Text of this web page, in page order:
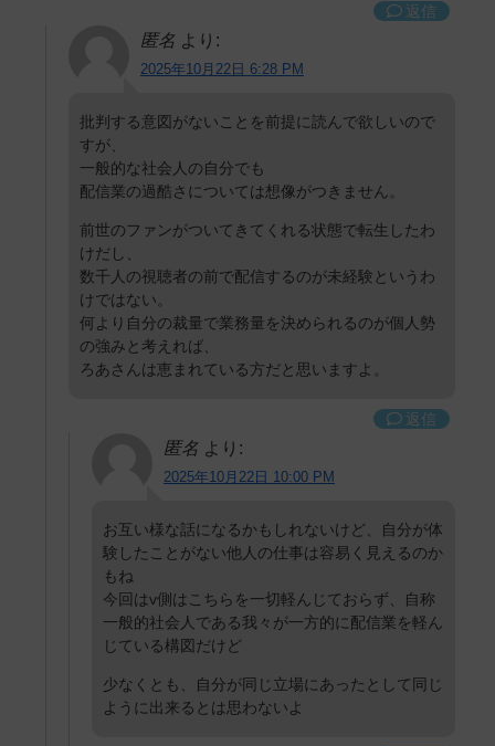
返信
匿名 より:
2025年10月22日 6:28 PM
批判する意図がないことを前提に読んで欲しいので
すが、
一般的な社会人の自分でも
配信業の過酷さについては想像がつきません。
前世のファンがついてきてくれる状態で転生したわ
けだし、
数千人の視聴者の前で配信するのが未経験というわ
けではない。
何より自分の裁量で業務量を決められるのが個人勢
の強みと考えれば、
ろあさんは恵まれている方だと思いますよ。
返信
匿名 より:
2025年10月22日 10:00 PM
お互い様な話になるかもしれないけど、自分が体
験したことがない他人の仕事は容易く見えるのか
もね
今回はv側はこちらを一切軽んじておらず、自称
一般的社会人である我々が一方的に配信業を軽ん
じている構図だけど
少なくとも、自分が同じ立場にあったとして同じ
ように出来るとは思わないよ